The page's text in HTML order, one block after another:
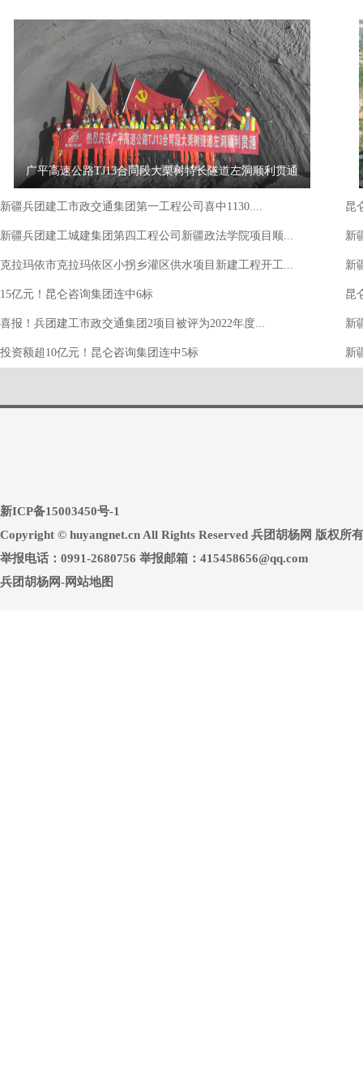
广平高速公路TJ13合同段大栗树特长隧道左洞顺利贯通
新疆兵团建工市政交通集团第一工程公司喜中1130....
新疆兵团建工城建集团第四工程公司新疆政法学院项目顺...
克拉玛依市克拉玛依区小拐乡灌区供水项目新建工程开工...
15亿元！昆仑咨询集团连中6标
喜报！兵团建工市政交通集团2项目被评为2022年度...
投资额超10亿元！昆仑咨询集团连中5标
昆
新
新
昆
新
新
新ICP备15003450号-1
Copyright © huyangnet.cn All Rights Reserved 兵团胡杨网 版权所有
举报电话：0991-2680756 举报邮箱：415458656@qq.com
兵团胡杨网-网站地图